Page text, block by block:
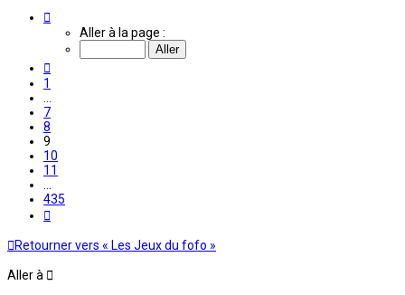
sur
Aller à la page :
1
…
7
8
9
10
11
…
435
Retourner vers « Les Jeux du fofo »
Aller à